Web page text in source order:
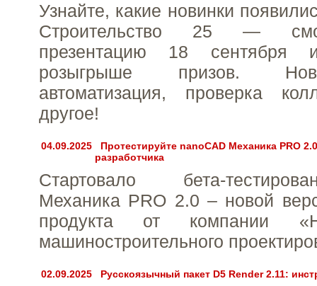
Узнайте, какие новинки
Строительство 25 —
презентацию 18 сентября
розыгрыше призов.
автоматизация, проверка
другое!
04.09.2025
Протестируйте nanoCAD Механика PRO
разработчика
Стартовало бета-
Механика PRO 2.0 – новой
продукта от компании
машиностроительного
02.09.2025 Русскоязычный пакет D5 Render 2.11: